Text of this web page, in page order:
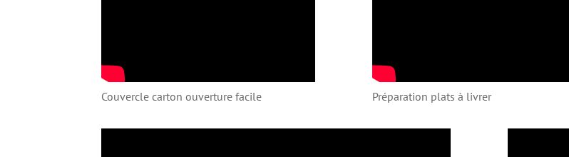
Couvercle carton ouverture facile Préparation plats à livrer